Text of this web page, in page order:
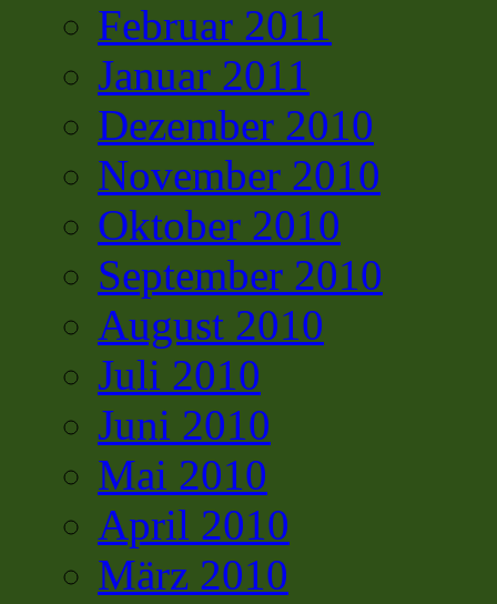
Februar 2011
Januar 2011
Dezember 2010
November 2010
Oktober 2010
September 2010
August 2010
Juli 2010
Juni 2010
Mai 2010
April 2010
März 2010